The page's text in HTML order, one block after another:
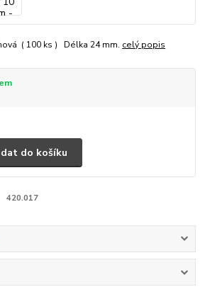
( 100 ks ) Délka 24 mm. celý popis
do košíku
420.017